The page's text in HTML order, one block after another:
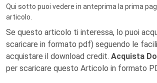
Qui sotto puoi vedere in anteprima la prima
articolo.
Se questo articolo ti interessa, lo puoi
scaricare in formato pdf) seguendo le
acquistare il download credit. Acquista
per scaricare questo Articolo in formato